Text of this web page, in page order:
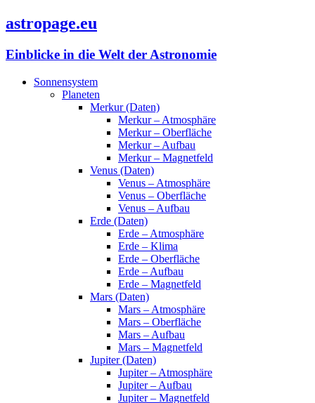
astropage.eu
Einblicke in die Welt der Astronomie
Sonnensystem
Planeten
Merkur (Daten)
Merkur – Atmosphäre
Merkur – Oberfläche
Merkur – Aufbau
Merkur – Magnetfeld
Venus (Daten)
Venus – Atmosphäre
Venus – Oberfläche
Venus – Aufbau
Erde (Daten)
Erde – Atmosphäre
Erde – Klima
Erde – Oberfläche
Erde – Aufbau
Erde – Magnetfeld
Mars (Daten)
Mars – Atmosphäre
Mars – Oberfläche
Mars – Aufbau
Mars – Magnetfeld
Jupiter (Daten)
Jupiter – Atmosphäre
Jupiter – Aufbau
Jupiter – Magnetfeld